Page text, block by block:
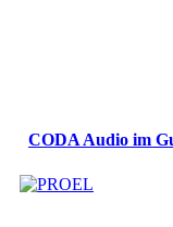
CODA Audio im